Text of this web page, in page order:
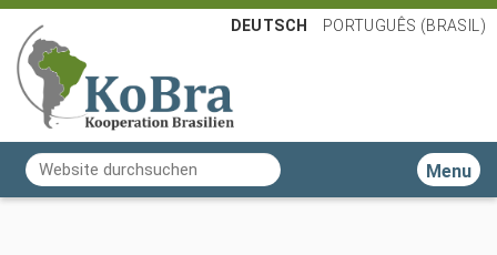
Website durchsuchen
Erweiterte Suche…
DEUTSCH PORTUGUÊS (BRASIL)
Toggle